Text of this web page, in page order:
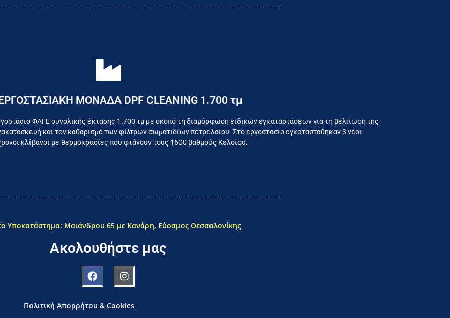
ΜΟΝΑΔΑ DPF CLEANING 1.700 τμ
ΦΑΓΕ συνολικής έκτασης 1.700 τμ με σκοπό τη διαμόρφωση ειδικών εγκαταστάσεων για τη βελτίωση της
και τον καθαρισμό των φίλτρων σωματιδίων πετρελαίου. Στο εργοστάσιο εγκαταστάθηκαν 3 νέοι
κλίβανοι με θερμοκρασίες που φτάνουν τους 1600 βαθμούς Κελσίου.
καθημερινά για το συμφέρον του τελικού καταναλωτή
Υποκατάστημα: Μαιάνδρου 65 με Κανάρη, Εύοσμος Θεσσαλονίκης
Ακολουθήστε μας
Πολιτική Απορρήτου & Cookies